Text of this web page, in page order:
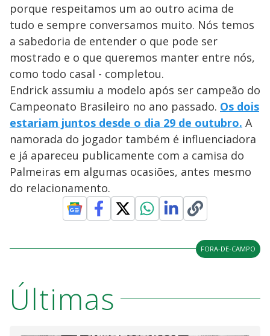
porque respeitamos um ao outro acima de
tudo e sempre conversamos muito. Nós temos
a sabedoria de entender o que pode ser
mostrado e o que queremos manter entre nós,
como todo casal - completou.
Endrick assumiu a modelo após ser campeão do
Campeonato Brasileiro no ano passado. Os dois
estariam juntos desde o dia 29 de outubro. A
namorada do jogador também é influenciadora
e já apareceu publicamente com a camisa do
Palmeiras em algumas ocasiões, antes mesmo
do relacionamento.
FORA-DE-CAMPO
Últimas